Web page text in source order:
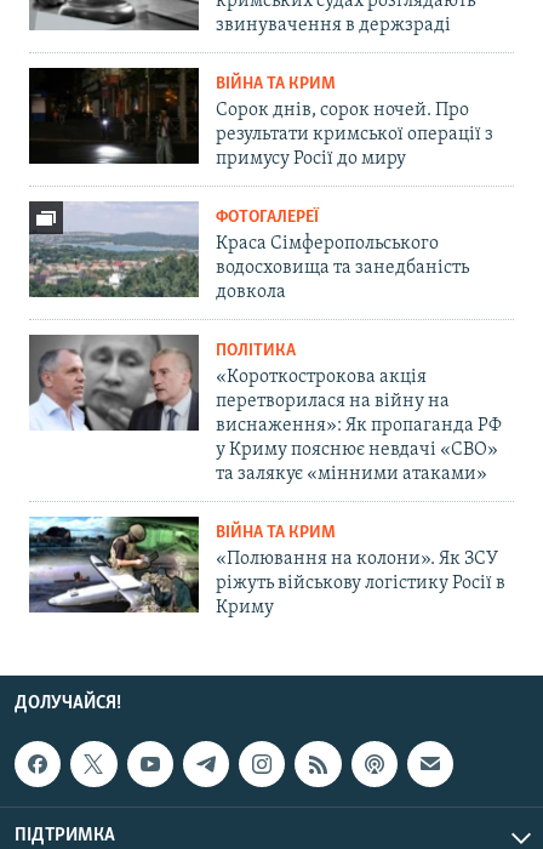
звинувачення в держзраді
ВІЙНА ТА КРИМ
Сорок днів, сорок ночей. Про
результати кримської операції з
примусу Росії до миру
ФОТОГАЛЕРЕЇ
Краса Сімферопольського
водосховища та занедбаність
довкола
ПОЛІТИКА
«Короткострокова акція
перетворилася на війну на
виснаження»: Як пропаганда РФ
у Криму пояснює невдачі «СВО»
та залякує «мінними атаками»
ВІЙНА ТА КРИМ
«Полювання на колони». Як ЗСУ
ріжуть військову логістику Росії в
Криму
ДОЛУЧАЙСЯ!
ПІДТРИМКА